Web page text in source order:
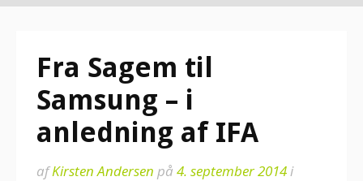
Fra Sagem til
Samsung – i
anledning af IFA
afKirsten Andersen på 4. september 2014i